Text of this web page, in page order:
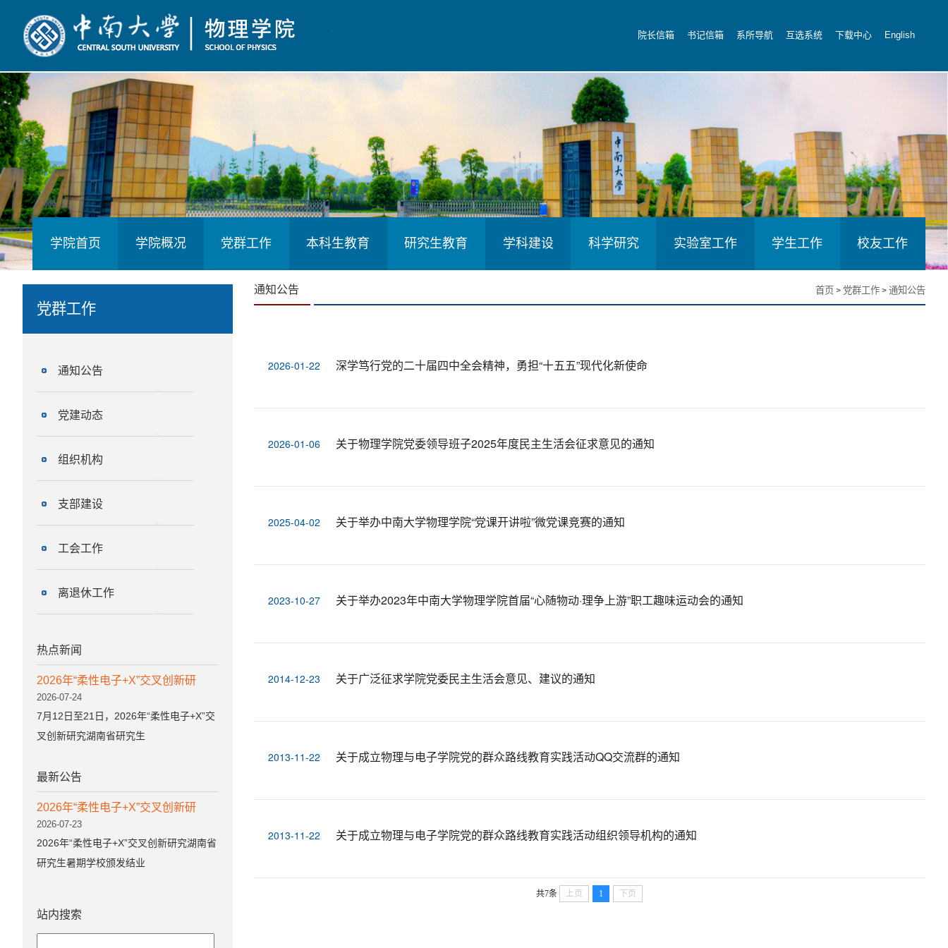
院长信箱 书记信箱 系所导航 互选系统 下载中心 English
学院首页 学院概况 党群工作 本科生教育 研究生教育 学科建设 科学研究 实验室工作 学生工作 校友工作
党群工作
通知公告
党建动态
组织机构
支部建设
工会工作
离退休工作
热点新闻
2026年“柔性电子+X”交叉创新研
2026-07-24
7月12日至21日，2026年“柔性电子+X”交
叉创新研究湖南省研究生
最新公告
2026年“柔性电子+X”交叉创新研
2026-07-23
2026年“柔性电子+X”交叉创新研究湖南省
研究生暑期学校颁发结业
站内搜索
通知公告 首页 > 党群工作 > 通知公告
2026-01-22 深学笃行党的二十届四中全会精神，勇担“十五五”现代化新使命
2026-01-06 关于物理学院党委领导班子2025年度民主生活会征求意见的通知
2025-04-02 关于举办中南大学物理学院“党课开讲啦”微党课竞赛的通知
2023-10-27 关于举办2023年中南大学物理学院首届“心随物动·理争上游”职工趣味运动会的通知
2014-12-23 关于广泛征求学院党委民主生活会意见、建议的通知
2013-11-22 关于成立物理与电子学院党的群众路线教育实践活动QQ交流群的通知
2013-11-22 关于成立物理与电子学院党的群众路线教育实践活动组织领导机构的通知
共7条 上页 1 下页